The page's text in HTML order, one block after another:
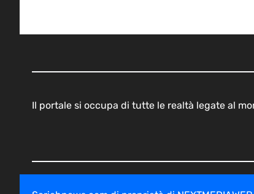
Il portale si occupa di tutte le realtà legate al